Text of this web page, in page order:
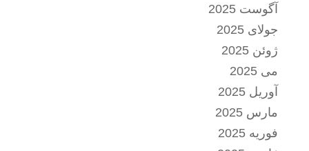
آگوست 2025
جولای 2025
ژوئن 2025
می 2025
آوریل 2025
مارس 2025
فوریه 2025